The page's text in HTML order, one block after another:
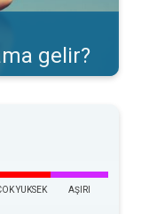
gelir?
YUKSEK AŞIRI